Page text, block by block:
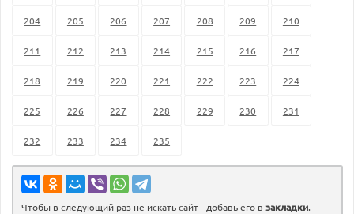
204 205 206 207 208 209 210
211 212 213 214 215 216 217
218 219 220 221 222 223 224
225 226 227 228 229 230 231
232 233 234 235
Чтобы в следующий раз не искать сайт - добавь его в закладки.